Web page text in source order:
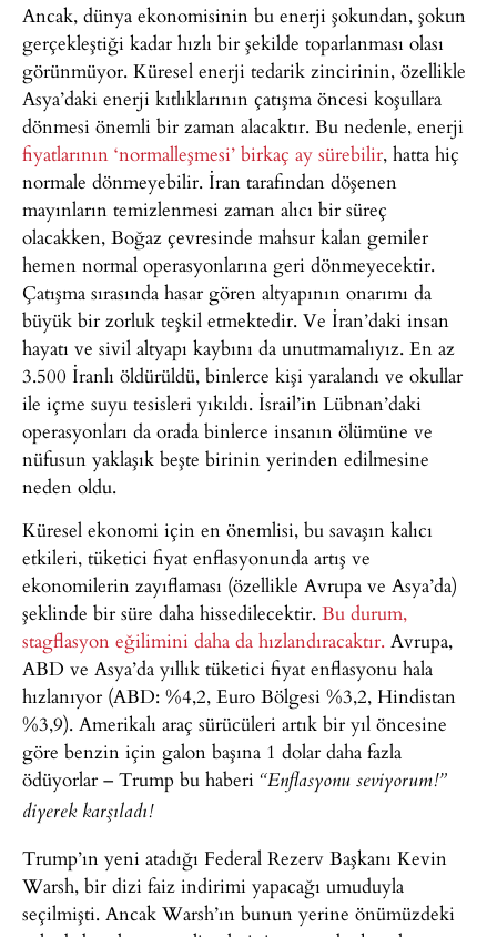
Ancak, dünya ekonomisinin bu enerji şokundan, şokun
gerçekleştiği kadar hızlı bir şekilde toparlanması olası
görünmüyor. Küresel enerji tedarik zincirinin, özellikle
Asya’daki enerji kıtlıklarının çatışma öncesi koşullara
dönmesi önemli bir zaman alacaktır. Bu nedenle, enerji
fiyatlarının ‘normalleşmesi’ birkaç ay sürebilir, hatta hiç
normale dönmeyebilir. İran tarafından döşenen
mayınların temizlenmesi zaman alıcı bir süreç
olacakken, Boğaz çevresinde mahsur kalan gemiler
hemen normal operasyonlarına geri dönmeyecektir.
Çatışma sırasında hasar gören altyapının onarımı da
büyük bir zorluk teşkil etmektedir. Ve İran’daki insan
hayatı ve sivil altyapı kaybını da unutmamalıyız. En az
3.500 İranlı öldürüldü, binlerce kişi yaralandı ve okullar
ile içme suyu tesisleri yıkıldı. İsrail’in Lübnan’daki
operasyonları da orada binlerce insanın ölümüne ve
nüfusun yaklaşık beşte birinin yerinden edilmesine
neden oldu.
Küresel ekonomi için en önemlisi, bu savaşın kalıcı
etkileri, tüketici fiyat enflasyonunda artış ve
ekonomilerin zayıflaması (özellikle Avrupa ve Asya’da)
şeklinde bir süre daha hissedilecektir. Bu durum,
stagflasyon eğilimini daha da hızlandıracaktır. Avrupa,
ABD ve Asya’da yıllık tüketici fiyat enflasyonu hala
hızlanıyor (ABD: %4,2, Euro Bölgesi %3,2, Hindistan
%3,9). Amerikalı araç sürücüleri artık bir yıl öncesine
göre benzin için galon başına 1 dolar daha fazla
ödüyorlar – Trump bu haberi “Enflasyonu seviyorum!”
diyerek karşıladı!
Trump’ın yeni atadığı Federal Rezerv Başkanı Kevin
Warsh, bir dizi faiz indirimi yapacağı umuduyla
seçilmişti. Ancak Warsh’ın bunun yerine önümüzdeki